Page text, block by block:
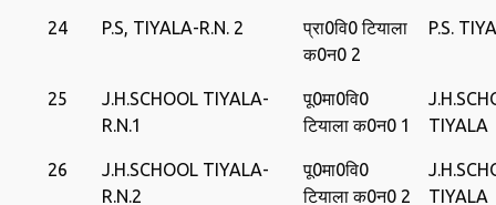
24 P.S, TIYALA-R.N. 2
प्रा0वि0 टियाला
क0न0 2
P.S.
25
J.H.SCHOOL TIYALA-
R.N.1
पू0मा0वि0
टियाला क0न0 1
TIYALA
26
J.H.SCHOOL TIYALA-
R.N.2
पू0मा0वि0
टियाला क0न0 2
TIYALA